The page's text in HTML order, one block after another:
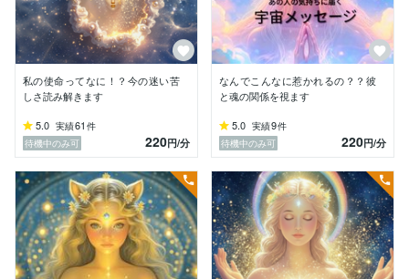
あなた様のご相談しっかりと受け止めます。
私の使命ってなに！？今の迷い苦
しさ読み解きます
5.0 実績61 件
待機中のみ可
220円/分
なんでこんなに惹かれるの？？彼
と魂の関係を視ます
5.0 実績9件
待機中のみ可
220円/分